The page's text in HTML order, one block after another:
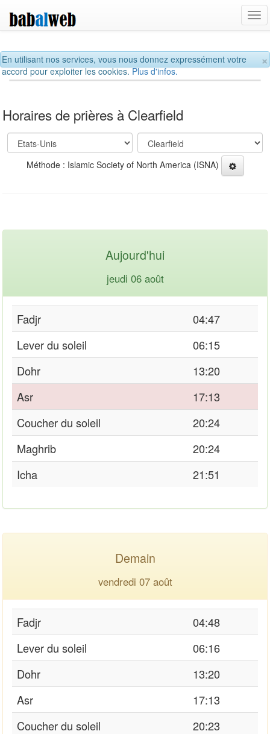
×
En utilisant nos services, vous nous donnez expressément votre
accord pour exploiter les cookies.Plus d'infos.
Horaires de prières à Clearfield
Méthode : Islamic Society of North America (ISNA)
Aujourd'hui
jeudi 06 août
Fadjr
04:47
Lever du soleil
06:15
Dohr
13:20
Asr
17:13
Coucher du soleil
20:24
Maghrib
20:24
Icha
21:51
Demain
vendredi 07 août
Fadjr
04:48
Lever du soleil
06:16
Dohr
13:20
Asr
17:13
Coucher du soleil
20:23